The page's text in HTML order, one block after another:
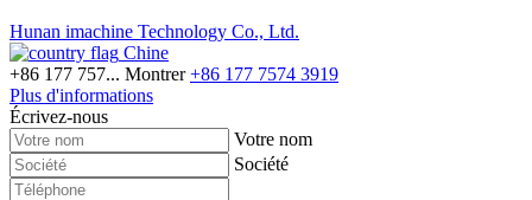
Hunan imachine Technology Co., Ltd.
Chine
+86 177 757... Montrer+86 177 7574 3919
Plus d'informations
Écrivez-nous
Votre nom
Société